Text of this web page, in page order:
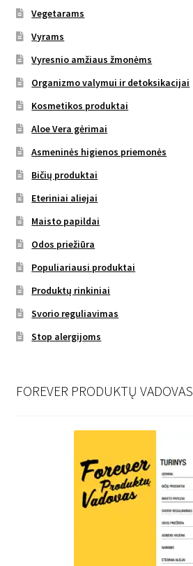
Vegetarams
Vyrams
Vyresnio amžiaus žmonėms
Organizmo valymui ir detoksikacijai
Kosmetikos produktai
Aloe Vera gėrimai
Asmeninės higienos priemonės
Bičių produktai
Eteriniai aliejai
Maisto papildai
Odos priežiūra
Populiariausi produktai
Produktų rinkiniai
Svorio reguliavimas
Stop alergijoms
FOREVER PRODUKTŲ VADOVAS